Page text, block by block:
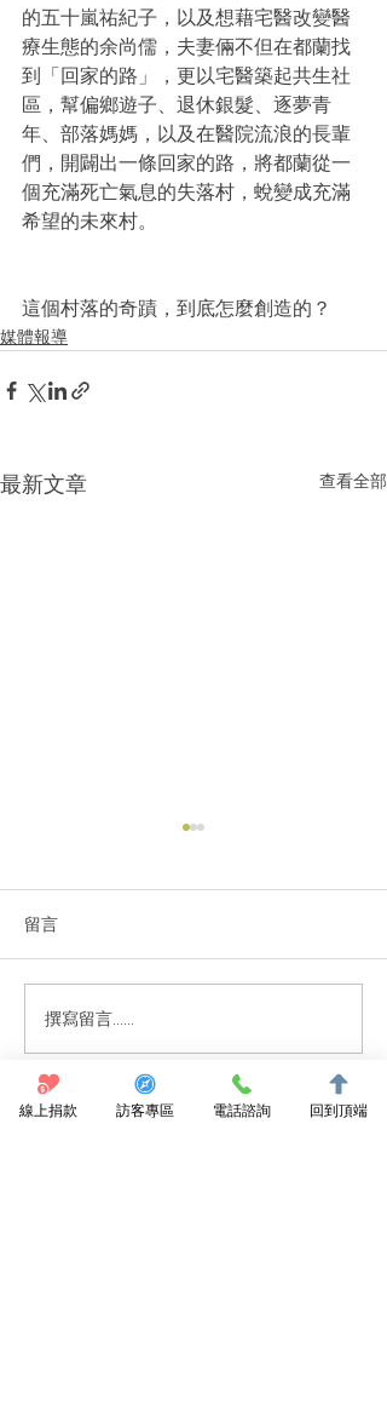
的五十嵐祐紀子，以及想藉宅醫改變醫
療生態的余尚儒，夫妻倆不但在都蘭找
到「回家的路」，更以宅醫築起共生社
區，幫偏鄉遊子、退休銀髮、逐夢青
年、部落媽媽，以及在醫院流浪的長輩
們，開闢出一條回家的路，將都蘭從一
個充滿死亡氣息的失落村，蛻變成充滿
希望的未來村。
這個村落的奇蹟，到底怎麼創造的？
媒體報導
最新文章 查看全部
【投書】在宅醫療的關鍵
不是「 24 小時無休」，
而是「病人最需要的照
護」！
留言
撰寫留言......
線上捐款 訪客專區 電話諮詢 回到頂端